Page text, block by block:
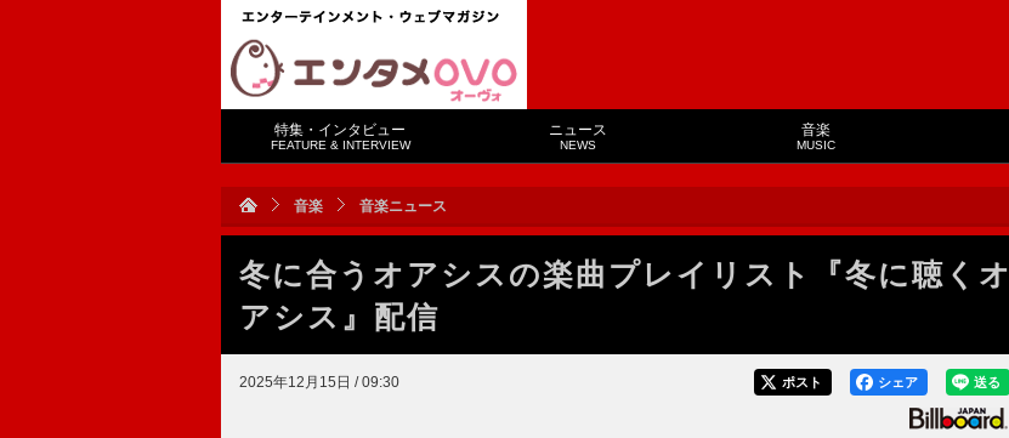
特集・インタビュー
FEATURE & INTERVIEW
ニュース
NEWS
音楽
MUSIC
音楽 音楽ニュース
冬に合うオアシスの楽曲プレイリスト『冬に聴くオ
アシス』配信
2025年12月15日 / 09:30 送る
シェア
ポスト